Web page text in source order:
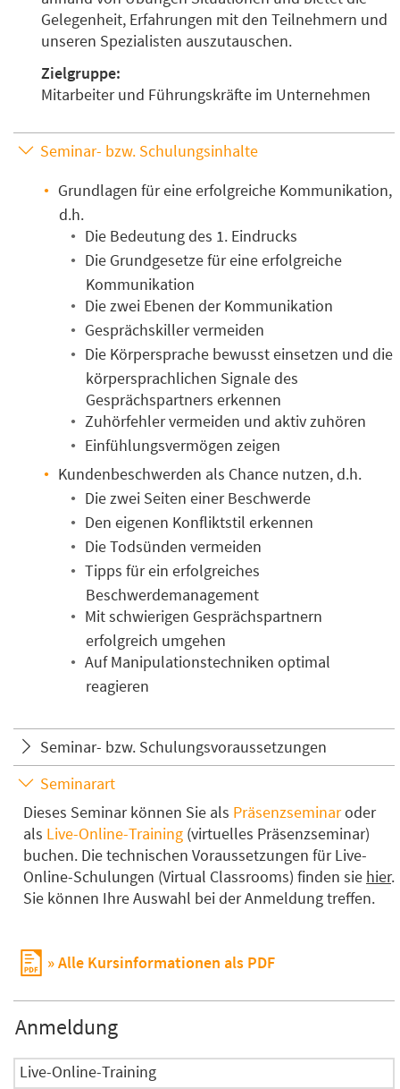
Gelegenheit, Erfahrungen mit den Teilnehmern und
unseren Spezialisten auszutauschen.
Zielgruppe:
Mitarbeiter und Führungskräfte im Unternehmen
Seminar- bzw. Schulungsinhalte
Grundlagen für eine erfolgreiche Kommunikation,
d.h.
Die Bedeutung des 1. Eindrucks
Die Grundgesetze für eine erfolgreiche
Kommunikation
Die zwei Ebenen der Kommunikation
Gesprächskiller vermeiden
Die Körpersprache bewusst einsetzen und die
körpersprachlichen Signale des
Gesprächspartners erkennen
Zuhörfehler vermeiden und aktiv zuhören
Einfühlungsvermögen zeigen
Kundenbeschwerden als Chance nutzen, d.h.
Die zwei Seiten einer Beschwerde
Den eigenen Konfliktstil erkennen
Die Todsünden vermeiden
Tipps für ein erfolgreiches
Beschwerdemanagement
Mit schwierigen Gesprächspartnern
erfolgreich umgehen
Auf Manipulationstechniken optimal
reagieren
Seminar- bzw. Schulungsvoraussetzungen
Seminarart
Dieses Seminar können Sie als Präsenzseminaroder
als Live-Online-Training (virtuelles Präsenzseminar)
buchen. Die technischen Voraussetzungen für Live-
Online-Schulungen (Virtual Classrooms) finden sie hier.
Sie können Ihre Auswahl bei der Anmeldung treffen.
Alle Kursinformationen als PDF
Anmeldung
Live-Online-Training